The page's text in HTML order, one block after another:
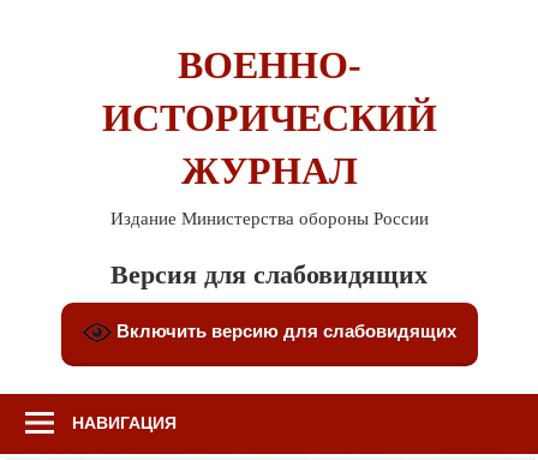
ВОЕННО-
ИСТОРИЧЕСКИЙ
ЖУРНАЛ
Издание Министерства обороны России
Версия для слабовидящих
Включить версию для слабовидящих
НАВИГАЦИЯ